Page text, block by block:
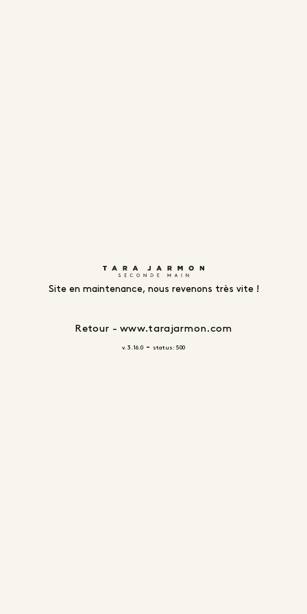
Site en maintenance, nous revenons très vite !
Retour - www.tarajarmon.com
v. 3.16.0 - status: 500